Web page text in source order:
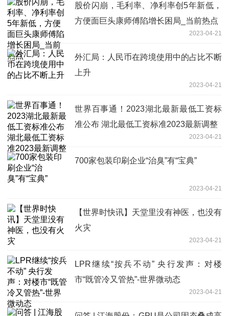
股价闪崩，毛利率、净利率创5年新低，
方便面巨头康师傅陷增长困局_当前热点
2023-04-21
外汇局：人民币在跨境使用中的占比不断
上升
2023-04-21
世界百事通！2023湖北最新最低工资标
准公布 湖北最低工资标准2023最新调整
2023-04-21
700家包装印刷企业“治臭”有“宝典”
2023-04-21
【世界时快讯】天堂里没有神医，也没有
火灾
2023-04-21
LPR继续“按兵不动” 央行发声：对楼
市“既管冷又管热”-世界微动态
2023-04-21